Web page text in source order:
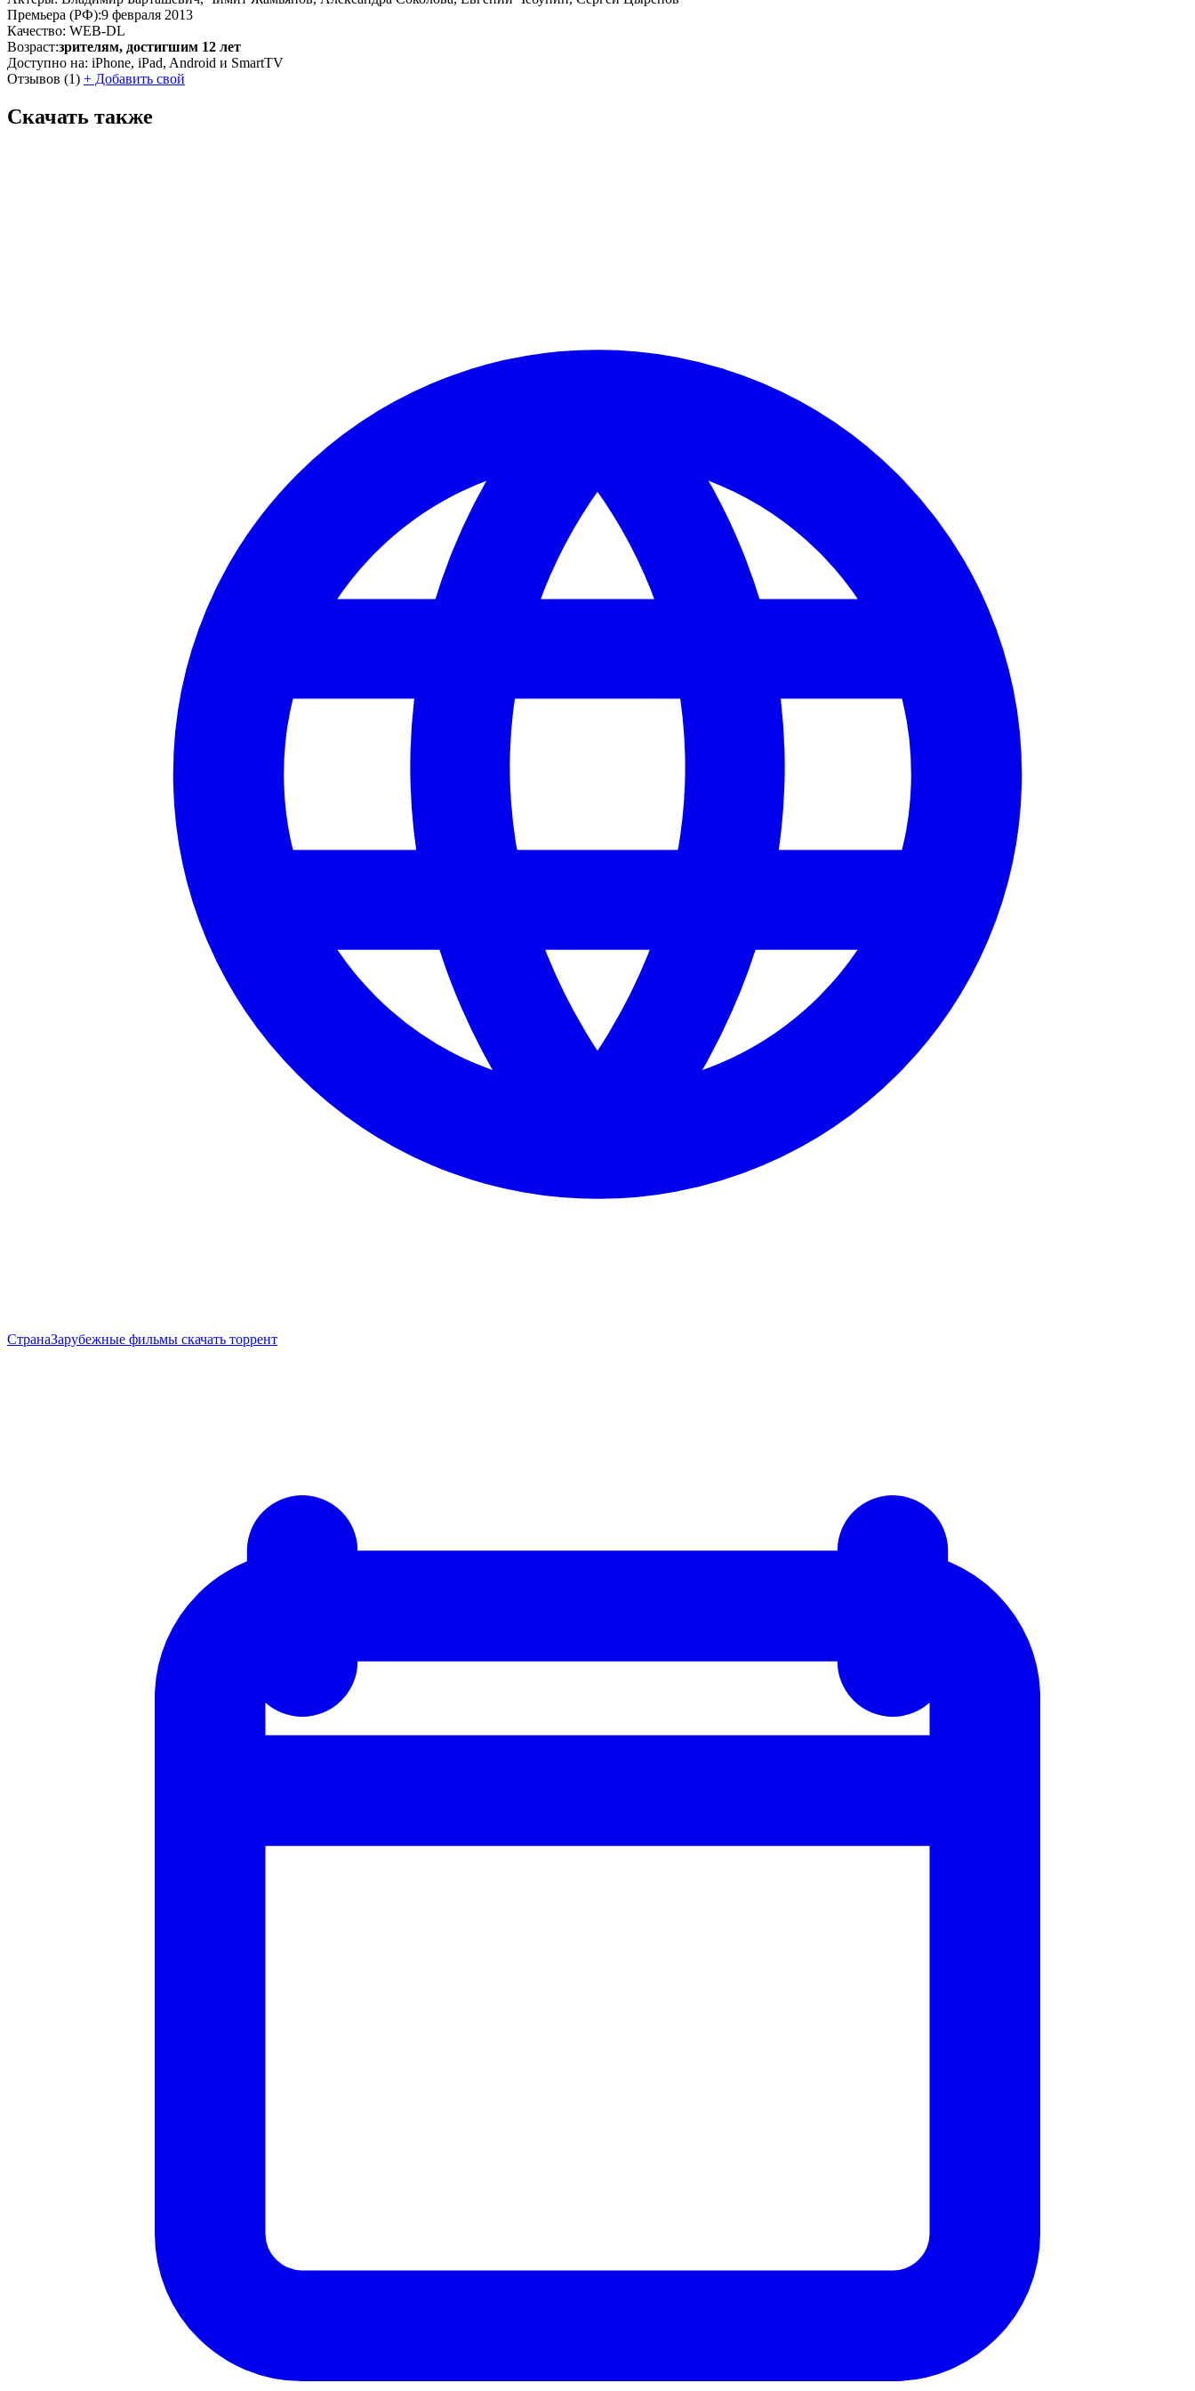
Премьера (РФ):9 февраля 2013
Качество: WEB-DL
Возраст:зрителям, достигшим 12 лет
Доступно на: iPhone, iPad, Android и SmartTV
Отзывов (1) + Добавить свой
Скачать также
СтранаЗарубежные фильмы скачать торрент